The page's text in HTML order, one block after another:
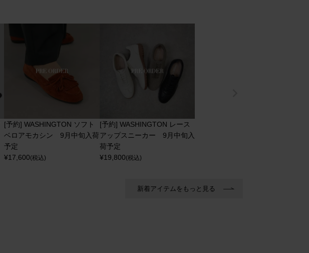
[予約] WASHINGTON ソフト
ベロアモカシン 9月中旬入荷
予定
¥17,600(税込)
[予約] WASHINGTON レース
アップスニーカー 9月中旬入
荷予定
¥19,800(税込)
新着アイテムをもっと見る